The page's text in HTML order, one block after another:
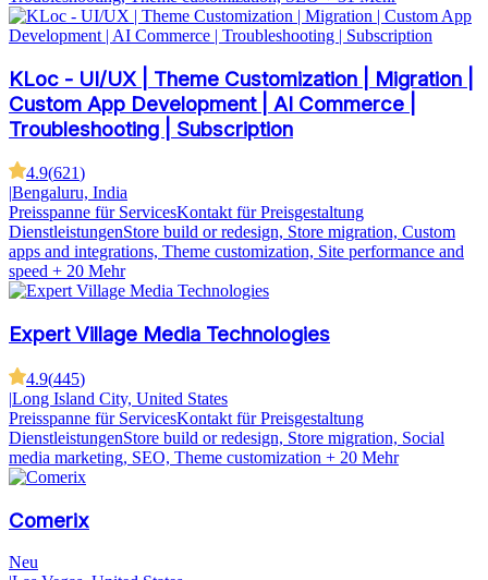
KLoc - UI/UX | Theme Customization | Migration |
Custom App Development | AI Commerce |
Troubleshooting | Subscription
4.9(621)
|Bengaluru, India
Preisspanne für ServicesKontakt für Preisgestaltung
DienstleistungenStore build or redesign, Store migration, Custom
apps and integrations, Theme customization, Site performance and
speed + 20 Mehr
Expert Village Media Technologies
4.9(445)
|Long Island City, United States
Preisspanne für ServicesKontakt für Preisgestaltung
DienstleistungenStore build or redesign, Store migration, Social
media marketing, SEO, Theme customization + 20 Mehr
Comerix
Neu